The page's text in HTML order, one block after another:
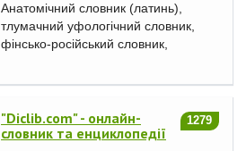
Анатомічний словник (латинь),
тлумачний уфологічний словник,
фінсько-російський словник,
1279
"Diclib.com" - онлайн-
словник та енциклопедії